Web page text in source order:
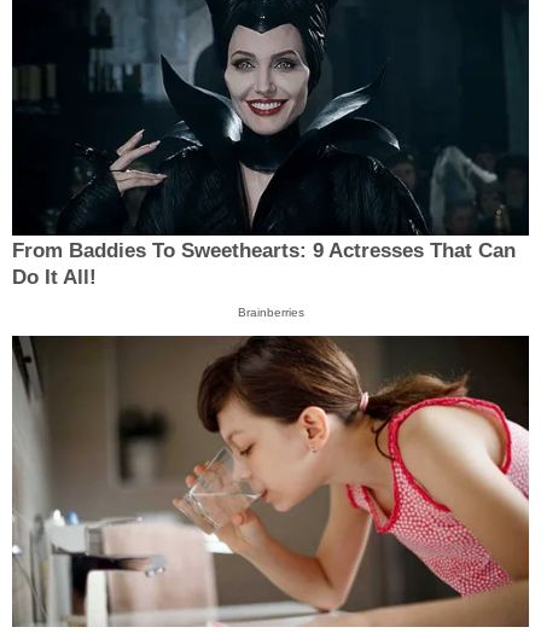
From Baddies To Sweethearts: 9 Actresses That Can
Do It All!
Brainberries